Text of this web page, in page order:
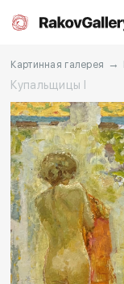
Москва
RU EN CN
Каталог
О нас
Картинная галерея →
Купальщицы I